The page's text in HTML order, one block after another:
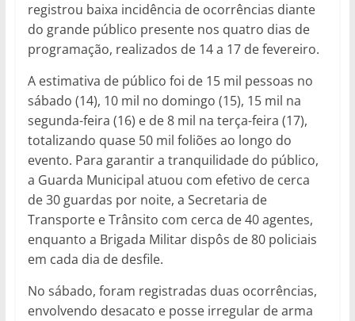
registrou baixa incidência de ocorrências diante
do grande público presente nos quatro dias de
programação, realizados de 14 a 17 de fevereiro.
A estimativa de público foi de 15 mil pessoas no
sábado (14), 10 mil no domingo (15), 15 mil na
segunda-feira (16) e de 8 mil na terça-feira (17),
totalizando quase 50 mil foliões ao longo do
evento. Para garantir a tranquilidade do público,
a Guarda Municipal atuou com efetivo de cerca
de 30 guardas por noite, a Secretaria de
Transporte e Trânsito com cerca de 40 agentes,
enquanto a Brigada Militar dispôs de 80 policiais
em cada dia de desfile.
No sábado, foram registradas duas ocorrências,
envolvendo desacato e posse irregular de arma